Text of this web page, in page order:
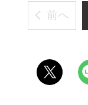
前へ